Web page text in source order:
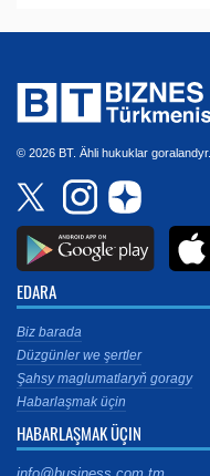
© 2026 BT. Ähli hukuklar goralandyr.
EDARA
Biz barada
Düzgünler we şertler
Şahsy maglumatlaryň goragy
Habarlaşmak üçin
HABARLAŞMAK ÜÇIN